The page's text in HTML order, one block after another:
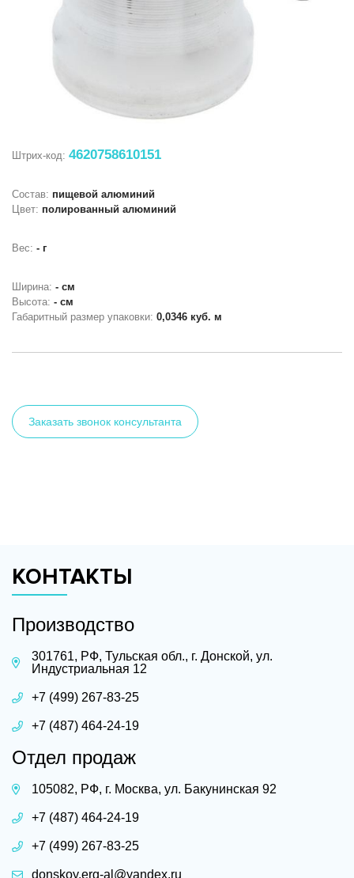
Штрих-код: 4620758610151
Состав: пищевой алюминий
Цвет: полированный алюминий
Вес: - г
Ширина: - см
Высота: - см
Габаритный размер упаковки: 0,0346 куб. м
Заказать звонок консультанта
КОНТАКТЫ
Производство
301761, РФ, Тульская обл., г. Донской, ул.
Индустриальная 12
+7 (499) 267-83-25
+7 (487) 464-24-19
Отдел продаж
105082, РФ, г. Москва, ул. Бакунинская 92
+7 (487) 464-24-19
+7 (499) 267-83-25
donskoy.erg-al@yandex.ru